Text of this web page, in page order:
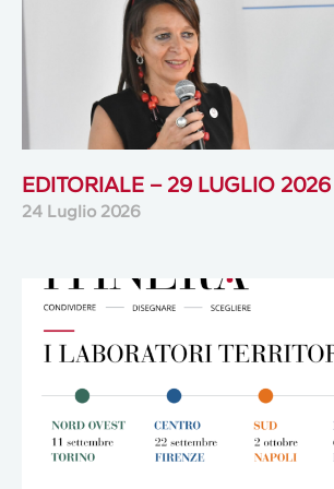
EDITORIALE – 29 LUGLIO 2026
24 Luglio 2026